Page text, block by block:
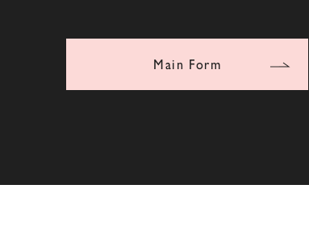
Main Form